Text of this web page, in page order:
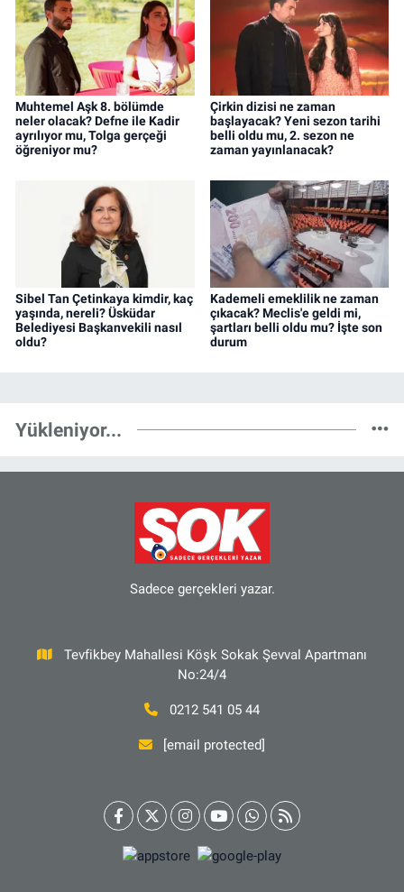
Muhtemel Aşk 8. bölümde
neler olacak? Defne ile Kadir
ayrılıyor mu, Tolga gerçeği
öğreniyor mu?
Çirkin dizisi ne zaman
başlayacak? Yeni sezon tarihi
belli oldu mu, 2. sezon ne
zaman yayınlanacak?
Sibel Tan Çetinkaya kimdir, kaç
yaşında, nereli? Üsküdar
Belediyesi Başkanvekili nasıl
oldu?
Kademeli emeklilik ne zaman
çıkacak? Meclis'e geldi mi,
şartları belli oldu mu? İşte son
durum
Yükleniyor...
Sadece gerçekleri yazar.
Tevfikbey Mahallesi Köşk Sokak Şevval Apartmanı
No:24/4
0212 541 05 44
[email protected]